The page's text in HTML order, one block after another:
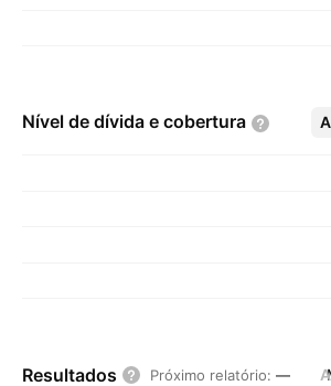
Nível de dívida e cobertura
Resultados Próximo relatório: —